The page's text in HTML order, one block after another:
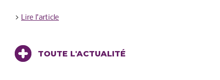
> Lire l’article
TOUTE L'ACTUALITÉ